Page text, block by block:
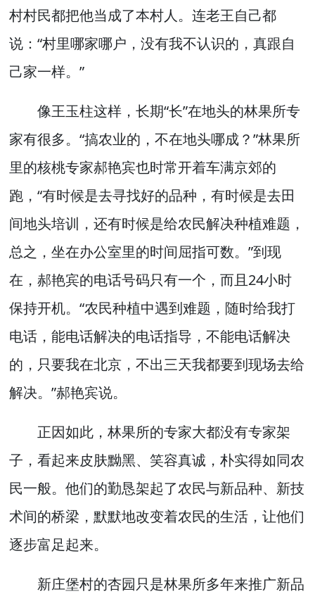
村村民都把他当成了本村人。连老王自己都
说：“村里哪家哪户，没有我不认识的，真跟自
己家一样。”
像王玉柱这样，长期“长”在地头的林果所专
家有很多。“搞农业的，不在地头哪成？”林果所
里的核桃专家郝艳宾也时常开着车满京郊的
跑，“有时候是去寻找好的品种，有时候是去田
间地头培训，还有时候是给农民解决种植难题，
总之，坐在办公室里的时间屈指可数。”到现
在，郝艳宾的电话号码只有一个，而且24小时
保持开机。“农民种植中遇到难题，随时给我打
电话，能电话解决的电话指导，不能电话解决
的，只要我在北京，不出三天我都要到现场去给
解决。”郝艳宾说。
正因如此，林果所的专家大都没有专家架
子，看起来皮肤黝黑、笑容真诚，朴实得如同农
民一般。他们的勤恳架起了农民与新品种、新技
术间的桥梁，默默地改变着农民的生活，让他们
逐步富足起来。
新庄堡村的杏园只是林果所多年来推广新品